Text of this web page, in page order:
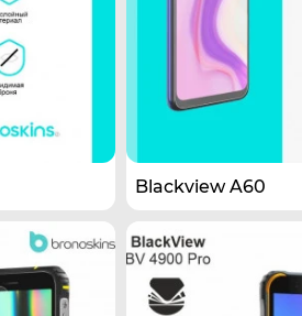
Blackview A60